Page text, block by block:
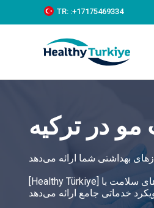
k
c
TR: :+‪17175469334‬
در ترکیه
[Healthy Türkiye] به شما کمک می‌کند بهترین کاشت مو در ترکیه را با قیمت‌های مقرون به صرفه پیدا کنید و در تمامی زمینه‌های سلامت با